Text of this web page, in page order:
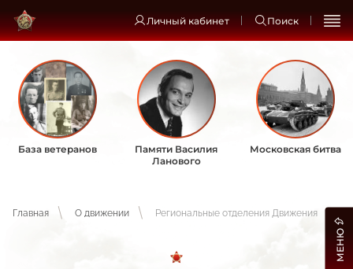
Личный кабинет Поиск
База ветеранов
Памяти Василия
Ланового
Московская битва
Главная О движении Региональные отделения Движения
МЕНЮ